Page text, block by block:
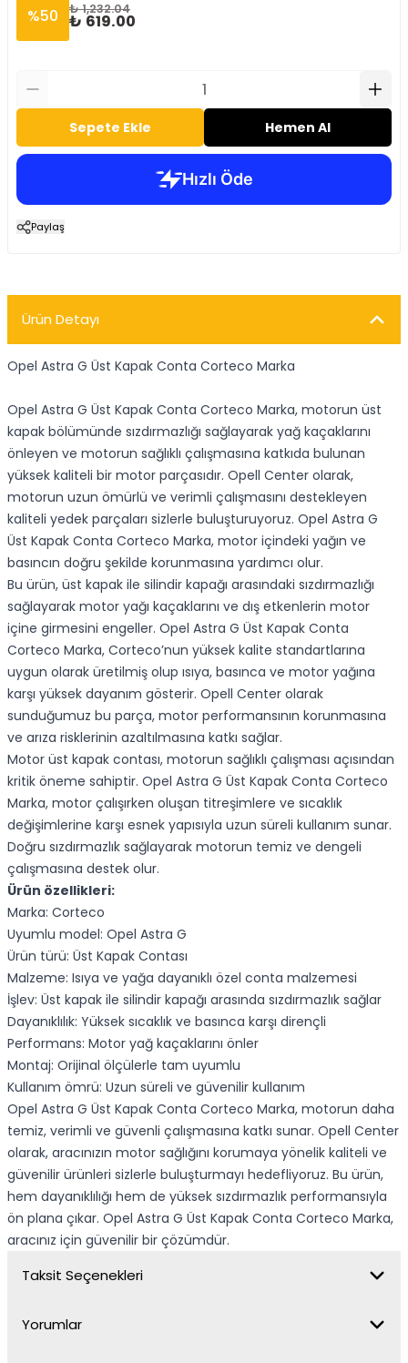
%50 ₺ 1,232.04
₺ 619.00
Sepete Ekle Hemen Al
Paylaş
Ürün Detayı
Opel Astra G Üst Kapak Conta Corteco Marka
Opel Astra G Üst Kapak Conta Corteco Marka, motorun üst
kapak bölümünde sızdırmazlığı sağlayarak yağ kaçaklarını
önleyen ve motorun sağlıklı çalışmasına katkıda bulunan
yüksek kaliteli bir motor parçasıdır. Opell Center olarak,
motorun uzun ömürlü ve verimli çalışmasını destekleyen
kaliteli yedek parçaları sizlerle buluşturuyoruz. Opel Astra G
Üst Kapak Conta Corteco Marka, motor içindeki yağın ve
basıncın doğru şekilde korunmasına yardımcı olur.
Bu ürün, üst kapak ile silindir kapağı arasındaki sızdırmazlığı
sağlayarak motor yağı kaçaklarını ve dış etkenlerin motor
içine girmesini engeller. Opel Astra G Üst Kapak Conta
Corteco Marka, Corteco’nun yüksek kalite standartlarına
uygun olarak üretilmiş olup ısıya, basınca ve motor yağına
karşı yüksek dayanım gösterir. Opell Center olarak
sunduğumuz bu parça, motor performansının korunmasına
ve arıza risklerinin azaltılmasına katkı sağlar.
Motor üst kapak contası, motorun sağlıklı çalışması açısından
kritik öneme sahiptir. Opel Astra G Üst Kapak Conta Corteco
Marka, motor çalışırken oluşan titreşimlere ve sıcaklık
değişimlerine karşı esnek yapısıyla uzun süreli kullanım sunar.
Doğru sızdırmazlık sağlayarak motorun temiz ve dengeli
çalışmasına destek olur.
Ürün özellikleri:
Marka: Corteco
Uyumlu model: Opel Astra G
Ürün türü: Üst Kapak Contası
Malzeme: Isıya ve yağa dayanıklı özel conta malzemesi
İşlev: Üst kapak ile silindir kapağı arasında sızdırmazlık sağlar
Dayanıklılık: Yüksek sıcaklık ve basınca karşı dirençli
Performans: Motor yağ kaçaklarını önler
Montaj: Orijinal ölçülerle tam uyumlu
Kullanım ömrü: Uzun süreli ve güvenilir kullanım
Opel Astra G Üst Kapak Conta Corteco Marka, motorun daha
temiz, verimli ve güvenli çalışmasına katkı sunar. Opell Center
olarak, aracınızın motor sağlığını korumaya yönelik kaliteli ve
güvenilir ürünleri sizlerle buluşturmayı hedefliyoruz. Bu ürün,
hem dayanıklılığı hem de yüksek sızdırmazlık performansıyla
ön plana çıkar. Opel Astra G Üst Kapak Conta Corteco Marka,
aracınız için güvenilir bir çözümdür.
Taksit Seçenekleri
Yorumlar